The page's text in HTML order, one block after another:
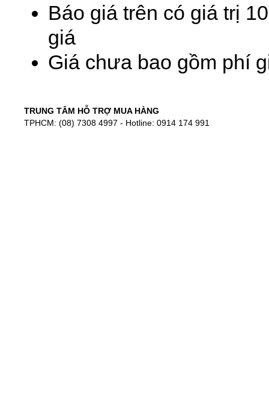
Báo giá trên có giá trị
giá
Giá chưa bao gồm phí
TRUNG TÂM HỖ TRỢ MUA HÀNG
TPHCM: (08) 7308 4997 - Hotline: 0914 174 991